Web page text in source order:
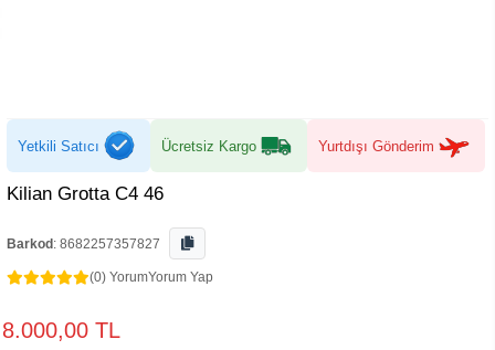
Yetkili Satıcı Ücretsiz Kargo Yurtdışı Gönderim
Kilian Grotta C4 46
Barkod : 8682257357827
(0) YorumYorum Yap
8.000,00 TL